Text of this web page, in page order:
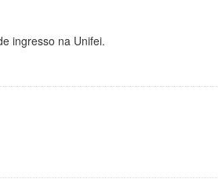
ingresso na Unifei.